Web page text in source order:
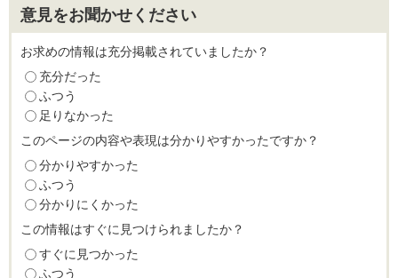
意見をお聞かせください
お求めの情報は充分掲載されていましたか？
充分だった
ふつう
足りなかった
このページの内容や表現は分かりやすかったですか？
分かりやすかった
ふつう
分かりにくかった
この情報はすぐに見つけられましたか？
すぐに見つかった
ふつう